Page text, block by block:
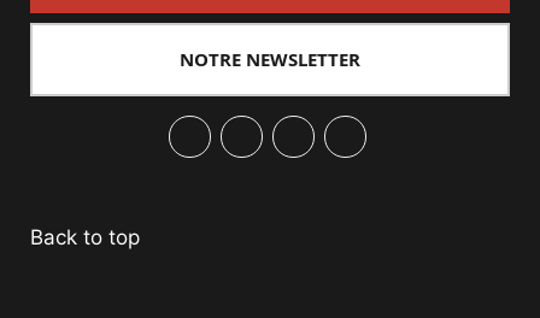
NOTRE NEWSLETTER
Back to top